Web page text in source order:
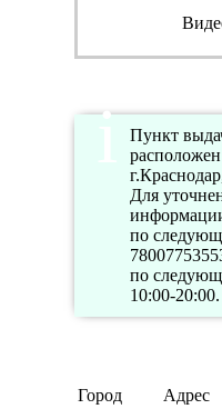
Пункт
Для
по
по
10:00-20:00.
Город Адрес